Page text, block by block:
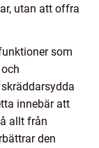
utan att offra
som
innebär att
allt från
den